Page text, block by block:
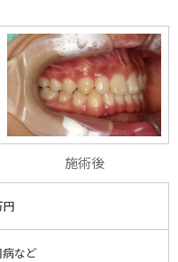
施術後
円
など